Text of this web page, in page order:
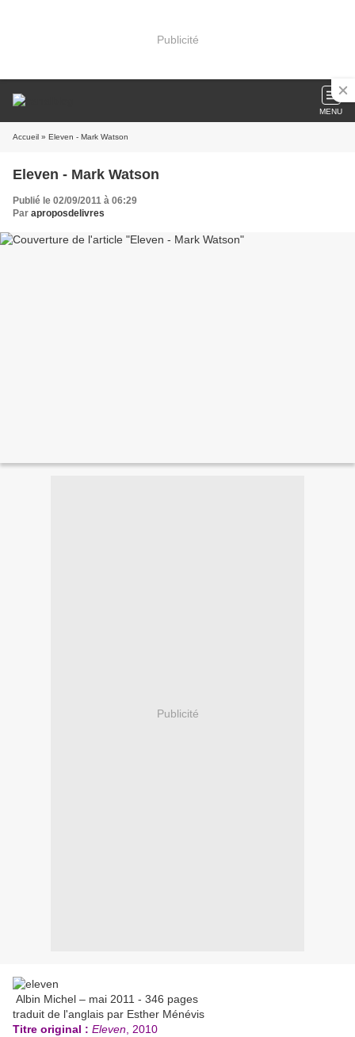
Publicité
MENU
Accueil » Eleven - Mark Watson
Eleven - Mark Watson
Publié le 02/09/2011 à 06:29
Par aproposdelivres
Publicité
Albin Michel – mai 2011 - 346 pages
traduit de l'anglais par Esther Ménévis
Titre original : Eleven , 2010